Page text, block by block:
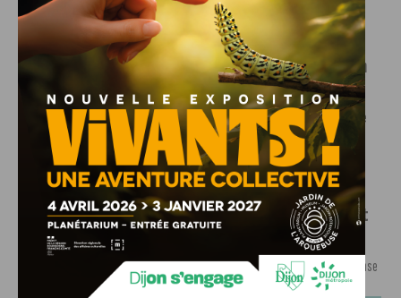
INFOS ,SPORT
Faire le tour de la Côte-d’Or à vélo en
trois jours : le défi de Victor Bosoni
5 AOÛT, 2026
Le challenge que s’apprête à relever l’ultra-cycliste
Victor Bosoni est simple : parcourir 571...
INFOS,SPORT
DFCO : une préparation sereine avant
le grand retour en Ligue 2
Contre l’AS Nancy Lorraine, le DFCO a achevé sa phase
de préparation par un...